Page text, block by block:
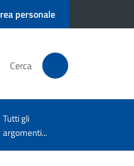
personale
Cerca
Tutti gli
argomenti...